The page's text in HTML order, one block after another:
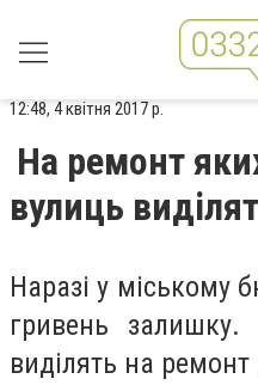
12:48, 4 квітня 2017 р.
На ремонт
вулиць
Наразі у міському
гривень
виділять на ремонт